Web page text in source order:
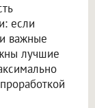
если
важные
лучшие